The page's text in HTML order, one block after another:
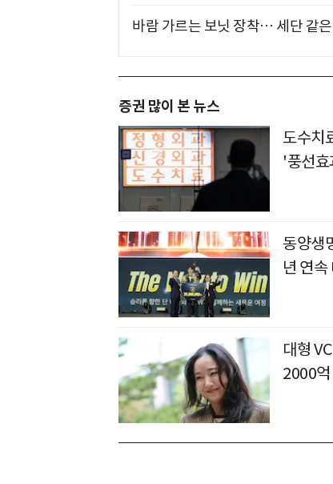
바람 가르는 보닛 장착… 세단 같
증권 많이 본 뉴스
도수치
'풍선
동양생
년 연속
대형
2000억